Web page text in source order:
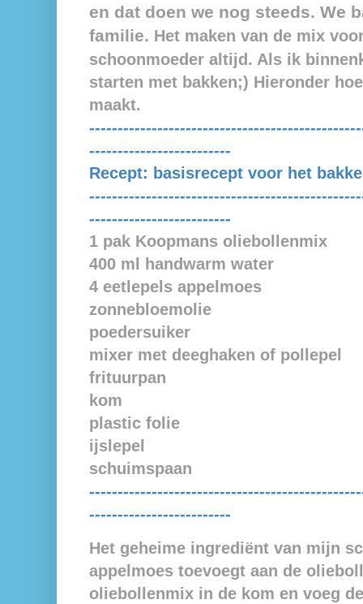
en dat doen we nog steeds. We
familie. Het maken van de mix
schoonmoeder altijd. Als ik
starten met bakken;) Hieronder
maakt.
-------------------------
Recept: basisrecept voor het
-------------------------
1 pak Koopmans oliebollenmix
400 ml handwarm water
4 eetlepels appelmoes
zonnebloemolie
poedersuiker
mixer met deeghaken of pollepel
frituurpan
kom
plastic folie
ijslepel
schuimspaan
-------------------------
Het geheime ingrediënt van mijn
appelmoes toevoegt aan de
oliebollenmix in de kom en voeg